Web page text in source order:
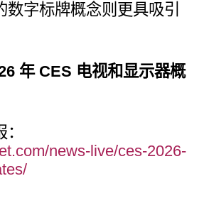
数字标牌概念则更具吸引
年 CES 电视和显示器概
news-live/ces-2026-